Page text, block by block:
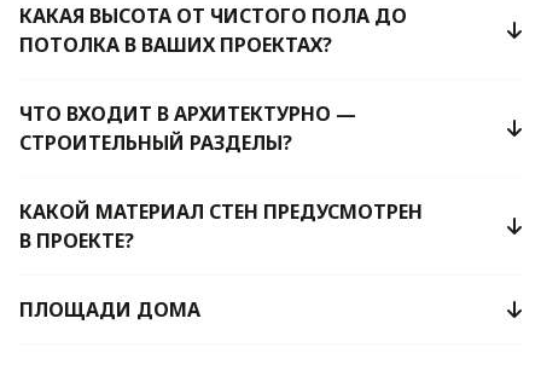
КАКАЯ ВЫСОТА ОТ ЧИСТОГО ПОЛА ДО
ПОТОЛКА В ВАШИХ ПРОЕКТАХ?
ЧТО ВХОДИТ В АРХИТЕКТУРНО —
СТРОИТЕЛЬНЫЙ РАЗДЕЛЫ?
КАКОЙ МАТЕРИАЛ СТЕН ПРЕДУСМОТРЕН
В ПРОЕКТЕ?
ПЛОЩАДИ ДОМА